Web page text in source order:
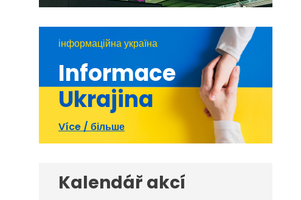
інформаційна україна
Informace
Ukrajina
Více / більше
Kalendář akcí